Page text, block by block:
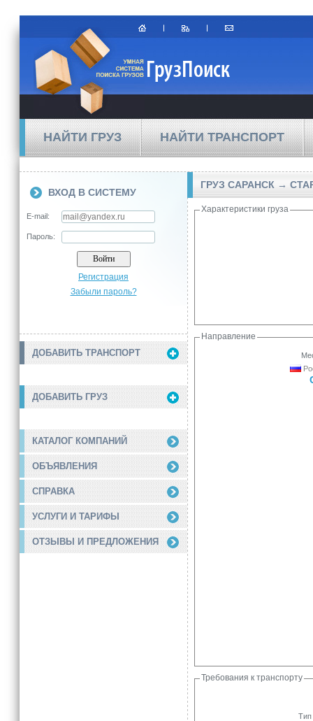
НАЙТИ ГРУЗ НАЙТИ ТРАНСПОРТ
ВХОД В СИСТЕМУ
E-mail:
Пароль:
Регистрация
Забыли пароль?
ДОБАВИТЬ ТРАНСПОРТ
ДОБАВИТЬ ГРУЗ
КАТАЛОГ КОМПАНИЙ
ОБЪЯВЛЕНИЯ
СПРАВКА
УСЛУГИ И ТАРИФЫ
ОТЗЫВЫ И ПРЕДЛОЖЕНИЯ
ГРУЗ САРАНСК →
Характеристики груза
Направление
Требования к транспорту
Тип